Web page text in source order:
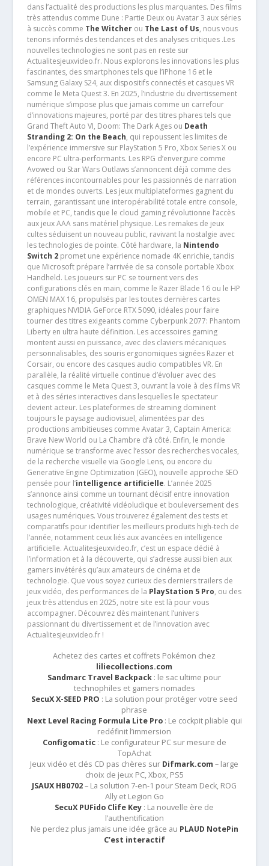
dans l’actualité des productions les plus marquantes. Des films
très attendus comme Dune : Partie Deux ou Avatar 3 aux séries
à succès comme The Witcherou The Last of Us, nous vous
tenons informés des tendances et des analyses critiques .Les
nouvelles technologies ne sont pas en reste sur
Actualitesjeuxvideo.fr. Nous explorons les innovations les plus
fascinantes, des smartphones tels que l’iPhone 16 et le
Samsung Galaxy S24, aux dispositifs connectés et casques VR
comme le Meta Quest 3. En 2025, l’industrie du divertissement
numérique s’impose plus que jamais comme un carrefour
d’innovations majeures, porté par des titres phares tels que
Grand Theft Auto VI, Doom: The Dark Ages ou Death
Stranding 2: On the Beach, qui repoussent les limites de
l’expérience immersive sur PlayStation 5 Pro, Xbox Series X ou
encore PC ultra-performants. Les RPG d’envergure comme
Avowed ou Star Wars Outlaws s’annoncent déjà comme des
références incontournables pour les passionnés de narration
et de mondes ouverts. Les jeux multiplateformes gagnent du
terrain, garantissant une interopérabilité totale entre console,
mobile et PC, tandis que le cloud gaming révolutionne l’accès
aux jeux AAA sans matériel physique. Les remakes de jeux
cultes séduisent un nouveau public, ravivant la nostalgie avec
les technologies de pointe. Côté hardware, la Nintendo
Switch 2promet une expérience nomade 4K enrichie, tandis
que Microsoft prépare l’arrivée de sa console portable Xbox
Handheld. Les joueurs sur PC se tournent vers des
configurations clés en main, comme le Razer Blade 16 ou le HP
OMEN MAX 16, propulsés par les toutes dernières cartes
graphiques NVIDIA GeForce RTX 5090, idéales pour faire
tourner des titres exigeants comme Cyberpunk 2077: Phantom
Liberty en ultra haute définition. Les accessoires gaming
montent aussi en puissance, avec des claviers mécaniques
personnalisables, des souris ergonomiques signées Razer et
Corsair, ou encore des casques audio compatibles VR. En
parallèle, la réalité virtuelle continue d’évoluer avec des
casques comme le Meta Quest 3, ouvrant la voie à des films VR
et à des séries interactives dans lesquelles le spectateur
devient acteur. Les plateformes de streaming dominent
toujours le paysage audiovisuel, alimentées par des
productions ambitieuses comme Avatar 3, Captain America:
Brave New World ou La Chambre d’à côté. Enfin, le monde
numérique se transforme avec l’essor des recherches vocales,
de la recherche visuelle via Google Lens, ou encore du
Generative Engine Optimization (GEO), nouvelle approche SEO
pensée pour l’intelligence artificielle. L’année 2025
s’annonce ainsi comme un tournant décisif entre innovation
technologique, créativité vidéoludique et bouleversement des
usages numériques. Vous trouverez également des tests et
comparatifs pour identifier les meilleurs produits high-tech de
l’année, notamment ceux liés aux avancées en intelligence
artificielle. Actualitesjeuxvideo.fr, c’est un espace dédié à
l’information et à la découverte, qui s’adresse aussi bien aux
gamers invétérés qu’aux amateurs de cinéma et de
technologie. Que vous soyez curieux des derniers trailers de
jeux vidéo, des performances de la PlayStation 5 Pro, ou des
jeux très attendus en 2025, notre site est là pour vous
accompagner. Découvrez dès maintenant l’univers
passionnant du divertissement et de l’innovation avec
Actualitesjeuxvideo.fr !
Achetez des cartes et coffrets Pokémon chez
liliecollections.com
Sandmarc Travel Backpack : le sac ultime pour
technophiles et gamers nomades
SecuX X-SEED PRO : La solution pour protéger votre seed
phrase
Next Level Racing Formula Lite Pro: Le cockpit pliable qui
redéfinit l’immersion
Configomatic: Le configurateur PC sur mesure de
TopAchat
Jeux vidéo et clés CD pas chères sur Difmark.com – large
choix de jeux PC, Xbox, PS5
JSAUX HB0702– La solution 7-en-1 pour Steam Deck, ROG
Ally et Legion Go
SecuX PUFido Clife Key : La nouvelle ère de
l’authentification
Ne perdez plus jamais une idée grâce au PLAUD NotePin
C’est interactif